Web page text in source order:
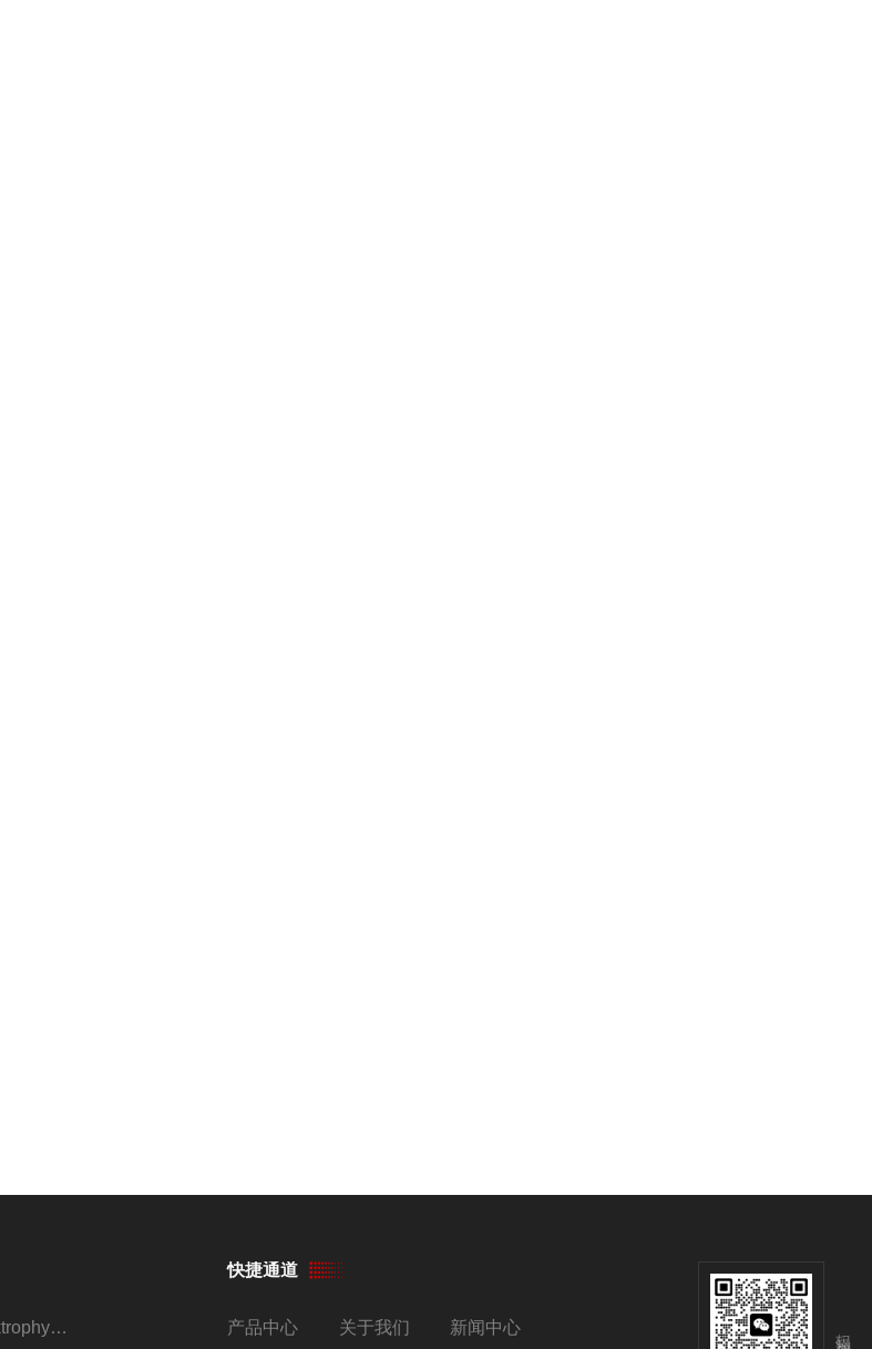
Mintest 2100elektrophysik代理
快捷通道
产品中心 关于我们 新闻中心